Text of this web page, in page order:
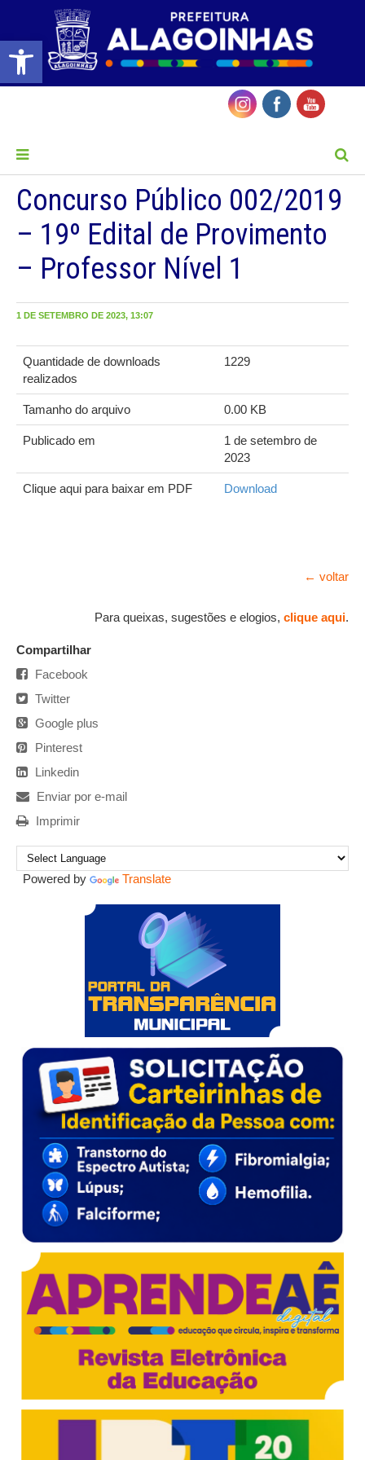
Barra de Ferramentas Aberta
Concurso Público 002/2019
– 19º Edital de Provimento
– Professor Nível 1
1 DE SETEMBRO DE 2023, 13:07
Quantidade de downloads
realizados
1229
Tamanho do arquivo 0.00 KB
Publicado em
1 de setembro de
2023
Clique aqui para baixar em PDF Download
← voltar
Para queixas, sugestões e elogios, clique aqui.
Compartilhar
Facebook
Twitter
Google plus
Pinterest
Linkedin
Enviar por e-mail
Imprimir
Powered by Translate